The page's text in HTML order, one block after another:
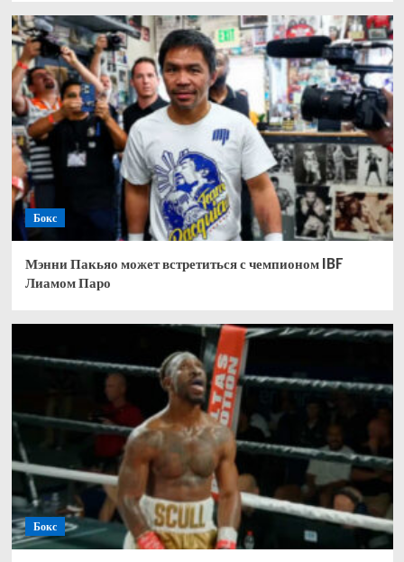
Бокс
Мэнни Пакьяо может встретиться с чемпионом IBF
Лиамом Паро
Бокс